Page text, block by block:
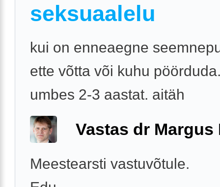
seksuaalelu
kui on enneaegne
ette võtta või kuhu
umbes 2-3 aastat. aitäh
Vastas dr Margus
Meestearsti vastuvõtule.